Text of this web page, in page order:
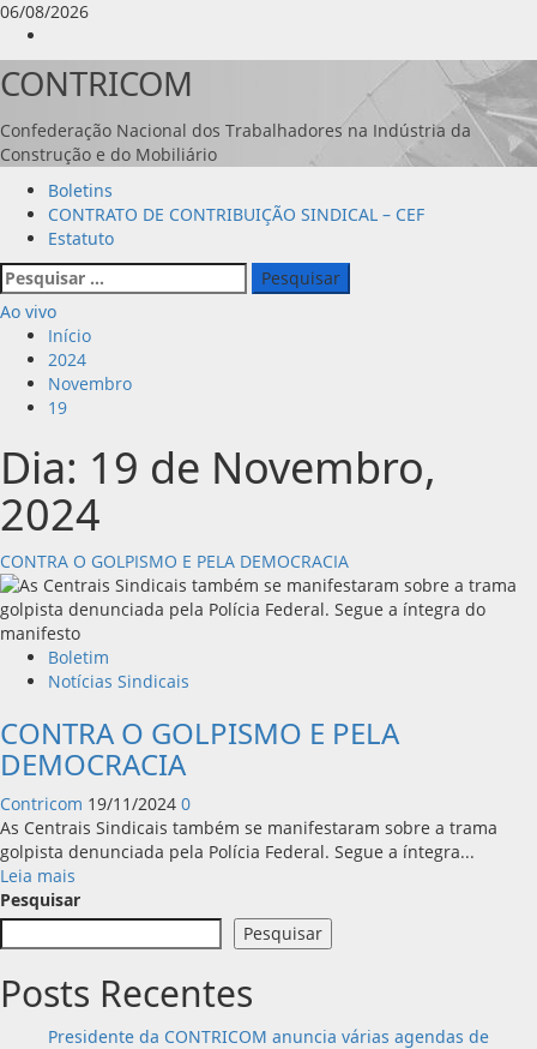
Avançar
para
o
conteúdo
06/08/2026
CONTRICOM
Confederação Nacional dos Trabalhadores na Indústria da
Construção e do Mobiliário
Menu
principal
Boletins
CONTRATO DE CONTRIBUIÇÃO SINDICAL – CEF
Estatuto
Pesquisar
por:
Ao vivo
Início
2024
Novembro
19
Dia: 19 de Novembro,
2024
CONTRA O GOLPISMO E PELA DEMOCRACIA
Boletim
Notícias Sindicais
CONTRA O GOLPISMO E PELA
DEMOCRACIA
Contricom 19/11/2024 0
As Centrais Sindicais também se manifestaram sobre a trama
golpista denunciada pela Polícia Federal. Segue a íntegra...
Leia mais
mais
sobre
CONTRA
GOLPISMO
PELA
Pesquisar
Pesquisar
Posts Recentes
Presidente da CONTRICOM anuncia várias agendas de